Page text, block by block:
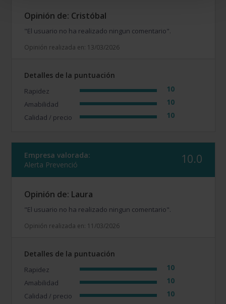
Opinión de: Cristóbal
"El usuario no ha realizado ningun comentario".
Opinión realizada en: 13/03/2026
Detalles de la puntuación
Rapidez 10
Amabilidad 10
Calidad / precio 10
Empresa valorada:
Alerta Prevenció
10.0
Opinión de: Laura
"El usuario no ha realizado ningun comentario".
Opinión realizada en: 11/03/2026
Detalles de la puntuación
Rapidez 10
Amabilidad 10
Calidad / precio 10